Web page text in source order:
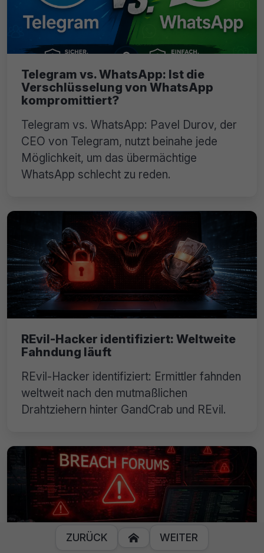
Telegram vs. WhatsApp: Ist die
Verschlüsselung von WhatsApp
kompromittiert?
Telegram vs. WhatsApp: Pavel Durov, der
CEO von Telegram, nutzt beinahe jede
Möglichkeit, um das übermächtige
WhatsApp schlecht zu reden.
REvil-Hacker identifiziert: Weltweite
Fahndung läuft
REvil-Hacker identifiziert: Ermittler fahnden
weltweit nach den mutmaßlichen
Drahtziehern hinter GandCrab und REvil.
ZURÜCK  WEITER